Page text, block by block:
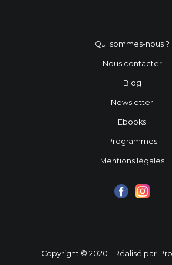
Qui sommes-nous ?
Nous contacter
Blog
Newsletter
Ebooks
Programmes
Mentions légales
Copyright © 2020 - Réalisé par